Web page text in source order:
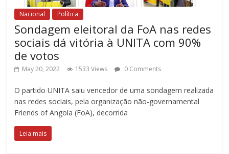
Nacional Política
Sondagem eleitoral da FoA nas redes
sociais dá vitória à UNITA com 90%
de votos
May 20, 2022 1533 Views 0 Comments
O partido UNITA saiu vencedor de uma sondagem realizada
nas redes sociais, pela organização não-governamental
Friends of Angola (FoA), decorrida
Leia mais